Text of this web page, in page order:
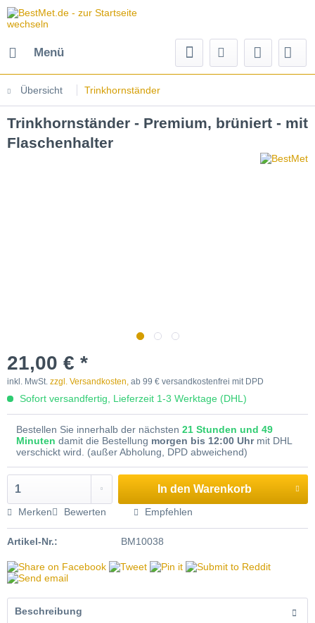
Menü
Übersicht Trinkhornständer
Trinkhornständer - Premium, brüniert - mit
Flaschenhalter
21,00 € *
inkl. MwSt. zzgl. Versandkosten, ab 99 € versandkostenfrei mit DPD
Sofort versandfertig, Lieferzeit 1-3 Werktage (DHL)
Bestellen Sie innerhalb der nächsten 21 Stunden und 49
Minuten damit die Bestellung morgen bis 12:00 Uhrmit DHL
verschickt wird. (außer Abholung, DPD abweichend)
In den Warenkorb
Merken Bewerten Empfehlen
Artikel-Nr.: BM10038
Beschreibung